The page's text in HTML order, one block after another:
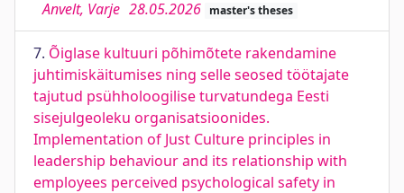
Anvelt, Varje 28.05.2026 master's theses
7. Õiglase kultuuri põhimõtete rakendamine
juhtimiskäitumises ning selle seosed töötajate
tajutud psühholoogilise turvatundega Eesti
sisejulgeoleku organisatsioonides.
Implementation of Just Culture principles in
leadership behaviour and its relationship with
employees perceived psychological safety in